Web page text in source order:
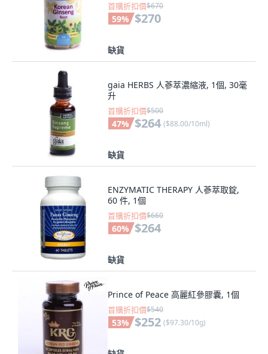
首購折扣價$670
59% $270
缺貨
gaia HERBS 人蔘萃濃縮液, 1個, 30毫
升
首購折扣價$500
47% $264 ($88.00/10ml)
缺貨
ENZYMATIC THERAPY 人蔘萃取錠,
60 件, 1個
首購折扣價$660
60% $264
缺貨
Prince of Peace 高麗紅參膠囊, 1個
首購折扣價$540
53% $252 ($97.30/10g)